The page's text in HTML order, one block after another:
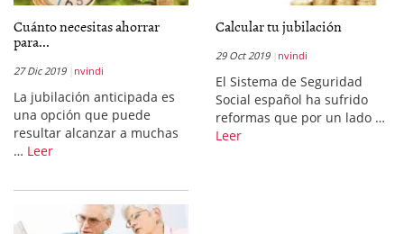
Cuánto necesitas ahorrar
para...
27 Dic 2019 nvindi
La jubilación anticipada es
una opción que puede
resultar alcanzar a muchas
… Leer
Calcular tu jubilación
29 Oct 2019 nvindi
El Sistema de Seguridad
Social español ha sufrido
reformas que por un lado …
Leer